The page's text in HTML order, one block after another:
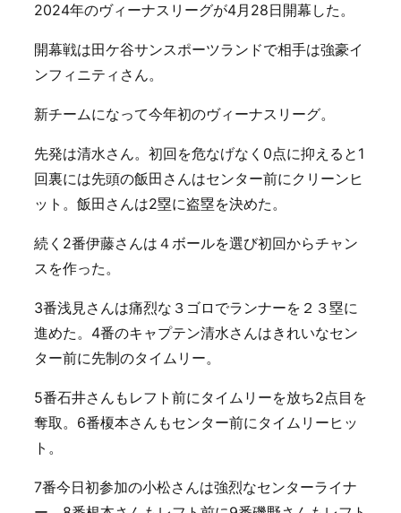
2024年のヴィーナスリーグが4月28日開幕した。
開幕戦は田ケ谷サンスポーツランドで相手は強豪イ
ンフィニティさん。
新チームになって今年初のヴィーナスリーグ。
先発は清水さん。初回を危なげなく0点に抑えると1
回裏には先頭の飯田さんはセンター前にクリーンヒ
ット。飯田さんは2塁に盗塁を決めた。
続く2番伊藤さんは４ボールを選び初回からチャン
スを作った。
3番浅見さんは痛烈な３ゴロでランナーを２３塁に
進めた。4番のキャプテン清水さんはきれいなセン
ター前に先制のタイムリー。
5番石井さんもレフト前にタイムリーを放ち2点目を
奪取。6番榎本さんもセンター前にタイムリーヒッ
ト。
7番今日初参加の小松さんは強烈なセンターライナ